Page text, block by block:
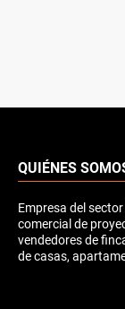
QUIÉNES
Empresa del
comercial de
vendedores de
de casas,